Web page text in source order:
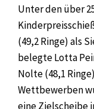
Unter den über
(49,2 Ringe) als
belegte Lotta
Nolte (48,1
Wettbewerben
eine Zielscheibe